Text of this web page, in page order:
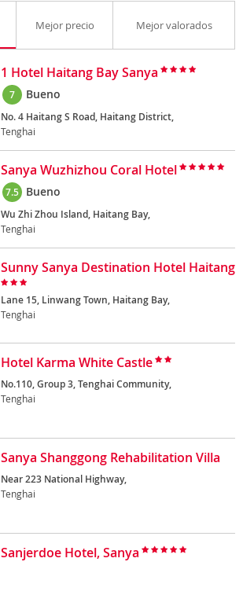
Mejor precio Mejor valorados
1 Hotel Haitang Bay Sanya
7 Bueno
No. 4 Haitang S Road, Haitang District,
Tenghai
Sanya Wuzhizhou Coral Hotel
7.5 Bueno
Wu Zhi Zhou Island, Haitang Bay,
Tenghai
Sunny Sanya Destination Hotel Haitang
Lane 15, Linwang Town, Haitang Bay,
Tenghai
Hotel Karma White Castle
No.110, Group 3, Tenghai Community,
Tenghai
Sanya Shanggong Rehabilitation Villa
Near 223 National Highway,
Tenghai
Sanjerdoe Hotel, Sanya